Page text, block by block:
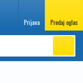
Prijava Predaj oglas